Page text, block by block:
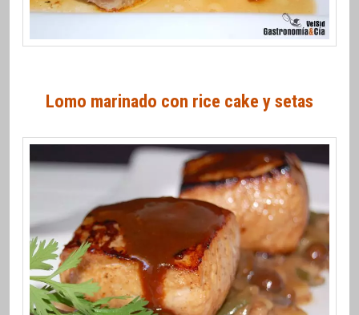
Lomo marinado con rice cake y setas